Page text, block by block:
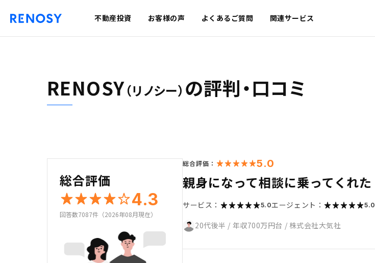
不動産投資 お客様の声 よくあるご質問 関連サービス
RENOSY（リノシー） の評判・口コミ
総合評価
4.3
回答数7087件（2026年08月現在）
総合評価： 5.0
親身になって相談に乗ってくれた
サービス： 5.0エージェント： 5.0
20代後半 / 年収700万円台 / 株式会社大気社